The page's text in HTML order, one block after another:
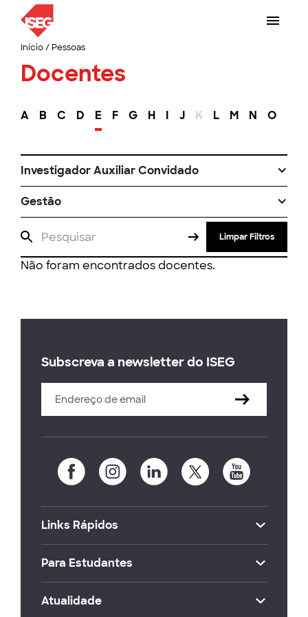
Início/ Pessoas
Docentes
A B C D E F G H I J K L M N O
Investigador Auxiliar Convidado
Gestão
Limpar Filtros
Não foram encontrados docentes.
Subscreva a newsletter do ISEG
Links Rápidos
Para Estudantes
Atualidade